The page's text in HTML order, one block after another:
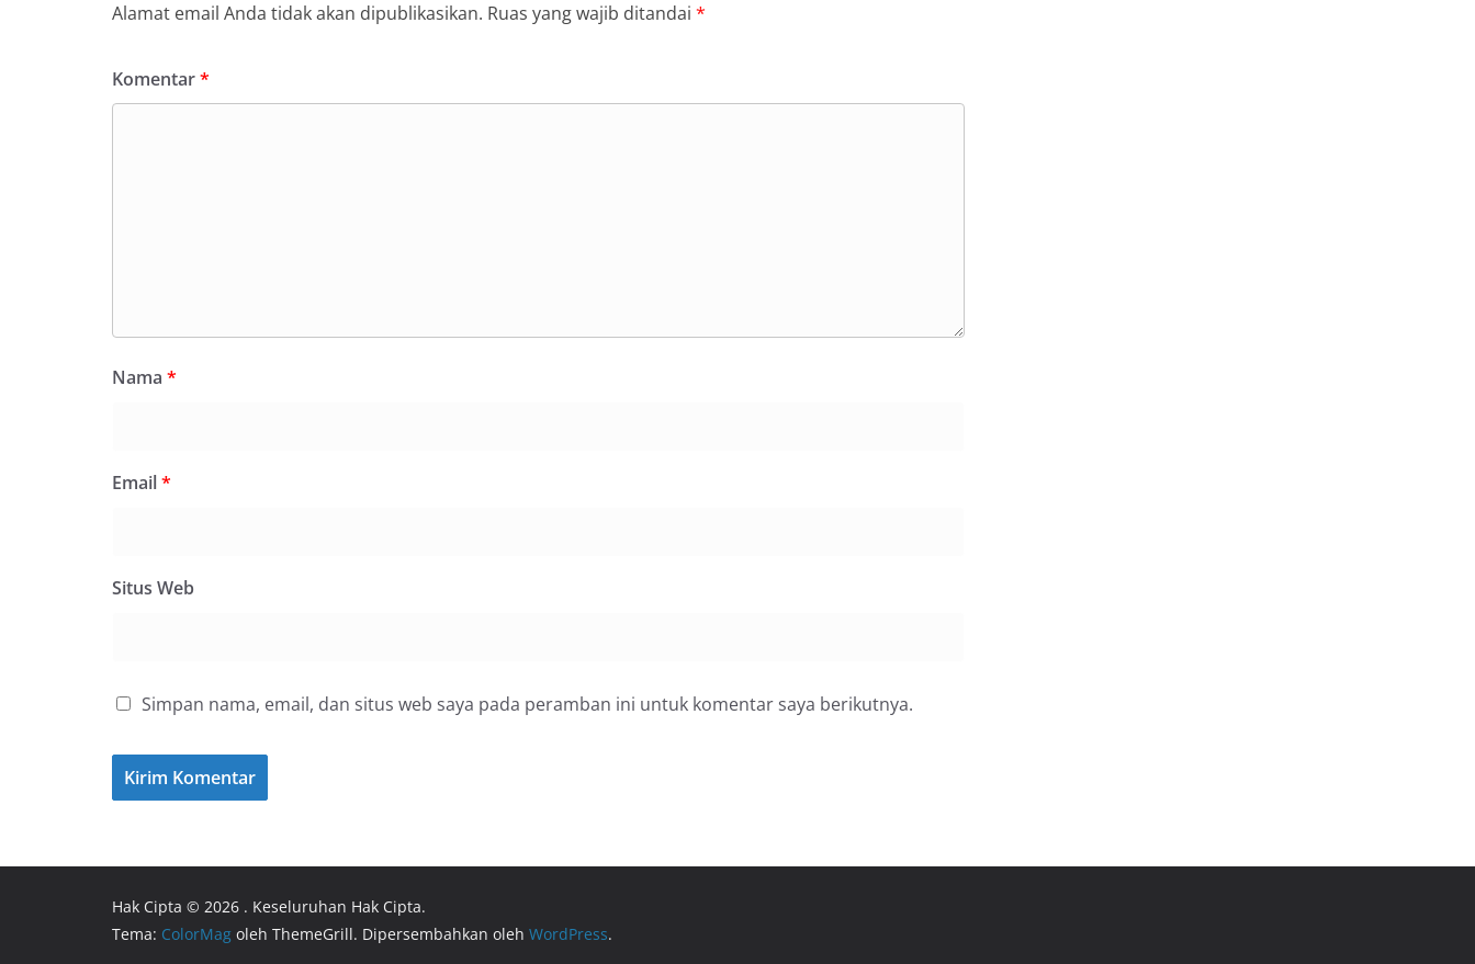
Alamat email Anda tidak akan dipublikasikan. Ruas yang wajib ditandai *
Komentar*
Nama *
Email*
Situs Web
Simpan nama, email, dan situs web saya pada peramban ini untuk komentar saya berikutnya.
Hak Cipta © 2026 . Keseluruhan Hak Cipta.
Tema: ColorMag oleh ThemeGrill. Dipersembahkan oleh WordPress.